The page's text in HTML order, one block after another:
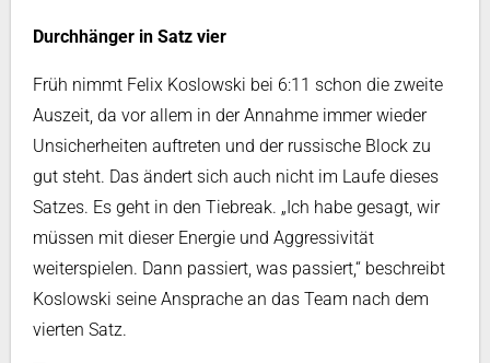
Durchhänger in Satz vier
Früh nimmt Felix Koslowski bei 6:11 schon die zweite
Auszeit, da vor allem in der Annahme immer wieder
Unsicherheiten auftreten und der russische Block zu
gut steht. Das ändert sich auch nicht im Laufe dieses
Satzes. Es geht in den Tiebreak. „Ich habe gesagt, wir
müssen mit dieser Energie und Aggressivität
weiterspielen. Dann passiert, was passiert,“ beschreibt
Koslowski seine Ansprache an das Team nach dem
vierten Satz.